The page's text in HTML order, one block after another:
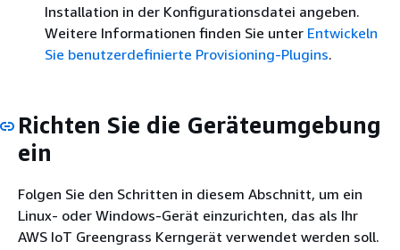
Installation in der Konfigurationsdatei angeben.
Weitere Informationen finden Sie unter Entwickeln
Sie benutzerdefinierte Provisioning-Plugins.
Richten Sie die Geräteumgebung
ein
Folgen Sie den Schritten in diesem Abschnitt, um ein
Linux- oder Windows-Gerät einzurichten, das als Ihr
AWS IoT Greengrass Kerngerät verwendet werden soll.